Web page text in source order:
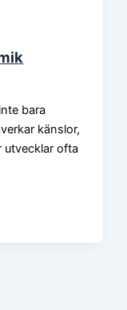
bara
känslor,
utvecklar ofta